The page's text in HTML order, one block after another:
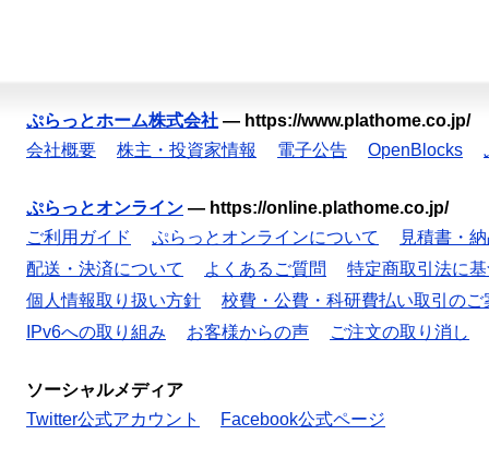
ぷらっとホーム株式会社 — https://www.plathome.co.jp/
会社概要
株主・投資家情報 電子公告 OpenBlocks
ぷらっとオンライン — https://online.plathome.co.jp/
ご利用ガイド
ぷらっとオンラインについて
見積書・
配送・決済について
よくあるご質問
特定商取引法に
個人情報取り扱い方針
校費・公費・科研費払い取引のご
IPv6への取り組み
お客様からの声 ご注文の取り消し
ソーシャルメディア
Twitter公式アカウント
Facebook公式ページ